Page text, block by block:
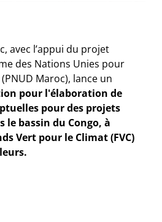
avec l’appui du projet
des Nations Unies pour
Maroc), lance un
pour l'élaboration de
pour des projets
bassin du Congo, à
Vert pour le Climat (FVC)